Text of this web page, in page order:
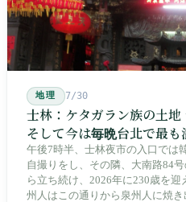
地理 7/30
士林：ケタガラン族の土地
そして今は毎晩台北で最
午後7時半、士林夜市の入口では
自撮りをし、その隣、大南路84
ら立ち続け、2026年に230歳を
州人はこの通りから泉州人に焼